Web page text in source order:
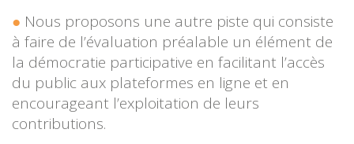
Nous proposons une autre piste qui consiste
à faire de l’évaluation préalable un élément de
la démocratie participative en facilitant l’accès
du public aux plateformes en ligne et en
encourageant l’exploitation de leurs
contributions.